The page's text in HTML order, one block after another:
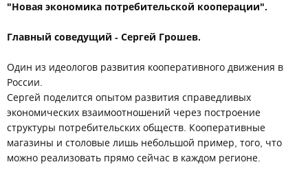
"Новая экономика потребительской кооперации".
Главный соведущий - Сергей Грошев.
Один из идеологов развития кооперативного движения в
России.
Сергей поделится опытом развития справедливых
экономических взаимоотношений через построение
структуры потребительских обществ. Кооперативные
магазины и столовые лишь небольшой пример, того, что
можно реализовать прямо сейчас в каждом регионе.